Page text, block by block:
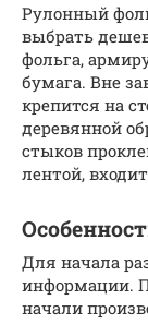
Рулонный
выбрать
фольга,
бумага. Вне
крепится на
деревянной
стыков
лентой,
Для начала
информации.
начали